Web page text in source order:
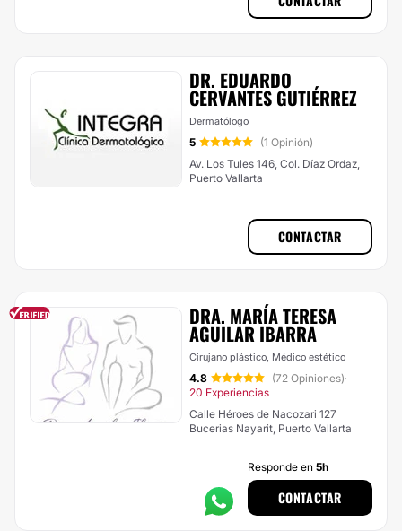
DR. EDUARDO
CERVANTES GUTIÉRREZ
Dermatólogo
5
(1 Opinión)
Av. Los Tules 146, Col. Díaz Ordaz,
Puerto Vallarta
CONTACTAR
DRA. MARÍA TERESA
AGUILAR IBARRA
Cirujano plástico, Médico estético
4.8 (72 Opiniones)·
20 Experiencias
Calle Héroes de Nacozari 127
Bucerias Nayarit, Puerto Vallarta
Responde en 5h
CONTACTAR